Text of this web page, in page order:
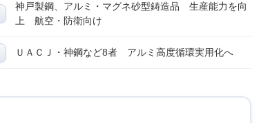
神戸製鋼、アルミ・マグネ砂型鋳造品 生産能力を向
上 航空・防衛向け
ＵＡＣＪ・神鋼など8者 アルミ高度循環実用化へ